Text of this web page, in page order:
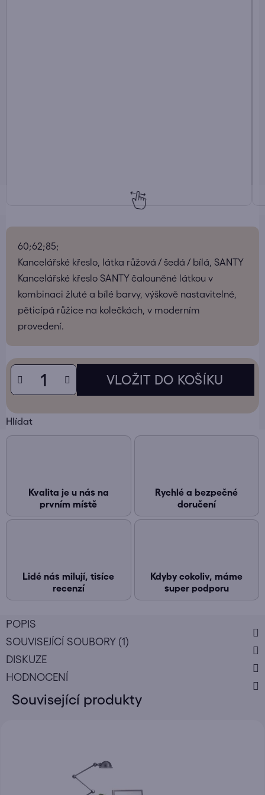
60;62;85;
Kancelářské křeslo, látka růžová / šedá / bílá, SANTY
Kancelářské křeslo SANTY čalouněné látkou v
kombinaci žluté a bílé barvy, výškově nastavitelné
pěticípá růžice na kolečkách , v moderním
provedení.
Hlídat
Kvalita je u nás na
prvním místě
Rychlé a bezpečné
doručení
Lidé nás milují, tisíce
recenzí
Kdyby cokoliv, máme
super podporu
POPIS
SOUVISEJÍCÍ SOUBORY (1)
DISKUZE
HODNOCENÍ
Související produkty